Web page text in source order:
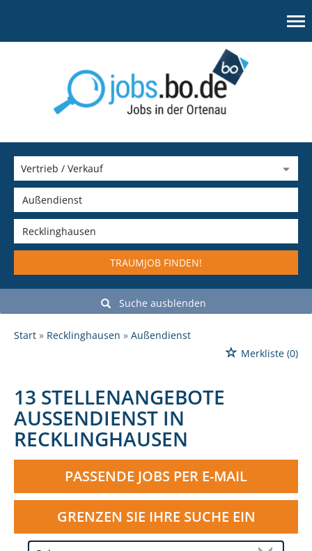
TRAUMJOB FINDEN!
Suche ausblenden
Start Recklinghausen
Außendienst
Merkliste (0)
13 STELLENANGEBOTE
AUSSENDIENST IN R
ECKLINGHAUSEN
PASSENDE JOBS PER E-MAIL
GRENZEN SIE IHRE SUCHE EIN